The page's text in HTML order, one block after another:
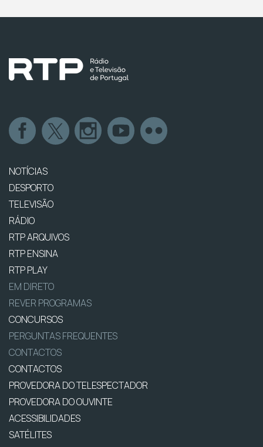
NOTÍCIAS
DESPORTO
TELEVISÃO
RÁDIO
RTP ARQUIVOS
RTP ENSINA
RTP PLAY
EM DIRETO
REVER PROGRAMAS
CONCURSOS
PERGUNTAS FREQUENTES
CONTACTOS
CONTACTOS
PROVEDORA DO TELESPECTADOR
PROVEDORA DO OUVINTE
ACESSIBILIDADES
SATÉLITES